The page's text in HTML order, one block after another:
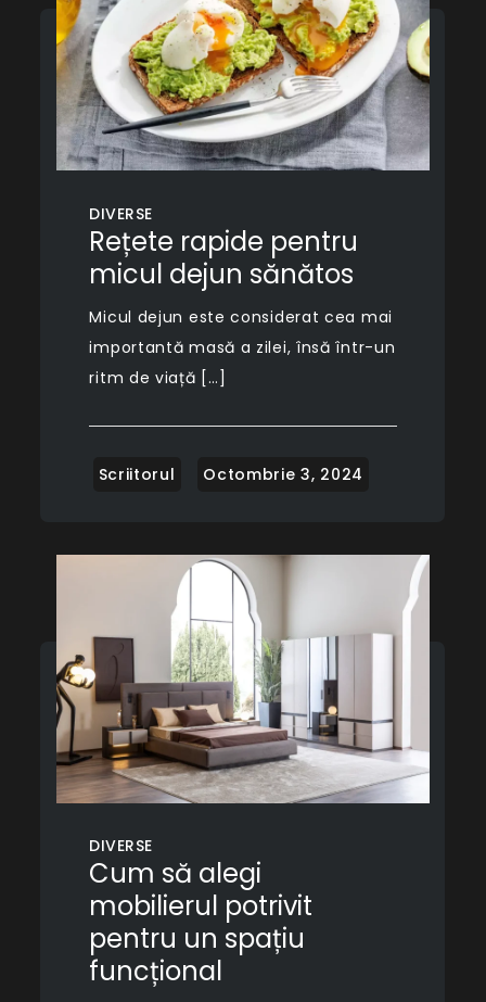
DIVERSE
Rețete rapide pentru
micul dejun sănătos
Micul dejun este considerat cea mai
importantă masă a zilei, însă într-un
ritm de viață […]
DIVERSE
Cum să alegi
mobilierul potrivit
pentru un spațiu
funcțional